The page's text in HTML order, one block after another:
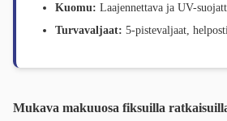
Kuomu: Laajennettava ja UV-
Turvavaljaat: 5-pistevaljaat,
Mukava makuuosa fiksuilla